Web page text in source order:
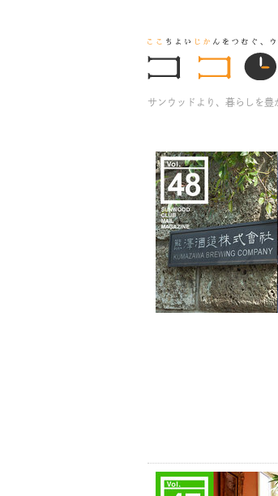
サンウッドより、暮らしを豊